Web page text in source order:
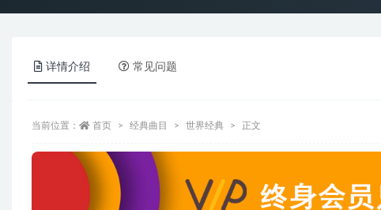
详情介绍 常见问题
当前位置： 首页 经典曲目 世界经典 正文